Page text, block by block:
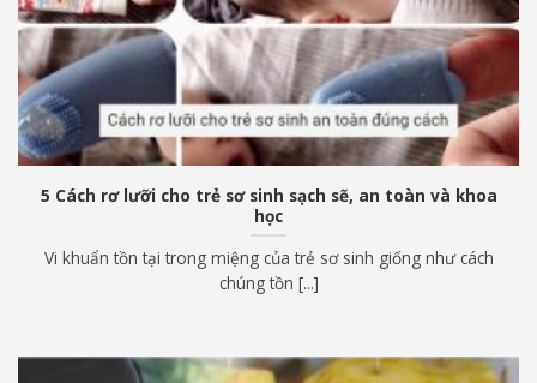
5 Cách rơ lưỡi cho trẻ sơ sinh sạch sẽ, an toàn và khoa
học
Vi khuẩn tồn tại trong miệng của trẻ sơ sinh giống như cách
chúng tồn [...]